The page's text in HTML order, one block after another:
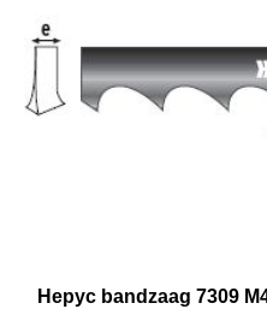
Hepyc bandzaag 7309